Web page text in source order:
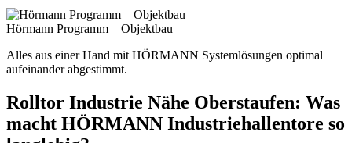
Hörmann Programm – Objektbau
Alles aus einer Hand mit HÖRMANN Systemlösungen optimal
aufeinander abgestimmt.
Rolltor Industrie Nähe Oberstaufen: Was
macht HÖRMANN Industriehallentore so